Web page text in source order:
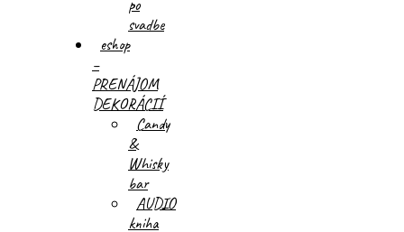
po
svadbe
eshop
–
PRENÁJOM
DEKORÁCIÍ
Candy
&
Whisky
bar
AUDIO
kniha